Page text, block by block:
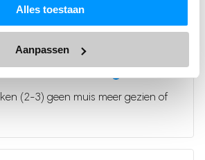
Alles toestaan
Aanpassen
van Vulpes Goods® is de
efficiënte oplossing tegen
ongedierte
van Vulpes Goods® Verjager is
zullen blijven. Hierbij verjaag je niet
(2-3) geen muis meer gezien of
toevoegen